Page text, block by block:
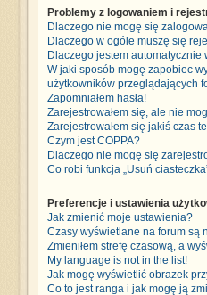
Problemy z logowaniem i
Dlaczego nie mogę się
Dlaczego w ogóle muszę się
Dlaczego jestem automatycznie
W jaki sposób mogę zapobiec
użytkowników przeglądających
Zapomniałem hasła!
Zarejestrowałem się, ale nie
Zarejestrowałem się jakiś czas
Czym jest COPPA?
Dlaczego nie mogę się
Co robi funkcja „Usuń
Preferencje i ustawienia
Jak zmienić moje ustawienia?
Czasy wyświetlane na forum są
Zmieniłem strefę czasową, a
My language is not in the list!
Jak mogę wyświetlić obrazek
Co to jest ranga i jak mogę ją